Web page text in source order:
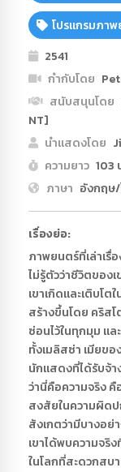
โปรแกรมภา
2541
กำกับโดย
สนับสนุนโดย
NT]
นำแสดงโดย
ความยาว 103
ภาษา อังกฤษ/
เรื่องย่อ:
ภาพยนตร์ที่เล่าเรื่
ไม่รู้ตัวว่าชีวิตของ
เขาเกิดและเติบโ
สร้างขึ้นโดย คริส
ซ่อนไว้ในทุกมุม แ
ทั้งเมลิสซ่า เมียขอ
นักแสดงที่ได้รับจ้า
ว่านี่คือความจริง คื
สงสัยในความผิดป
สังเกตว่ามีบางอย่
เขาได้พบความจริ
ในโลกที่สะดวกสบ